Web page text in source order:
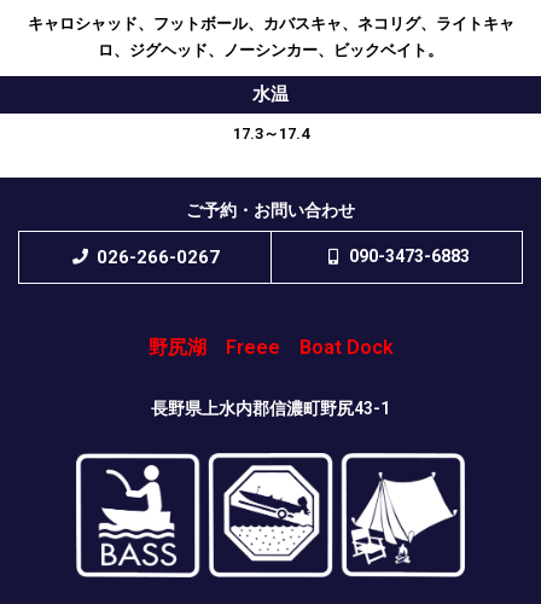
キャロシャッド、フットボール、カバスキャ、ネコリグ、ライトキャ
ロ、ジグヘッド、ノーシンカー、ビックベイト。
水温
17.3～17.4
ご予約・お問い合わせ
026-266-0267 090-3473-6883
野尻湖 Freee Boat Dock
長野県上水内郡信濃町野尻43-1